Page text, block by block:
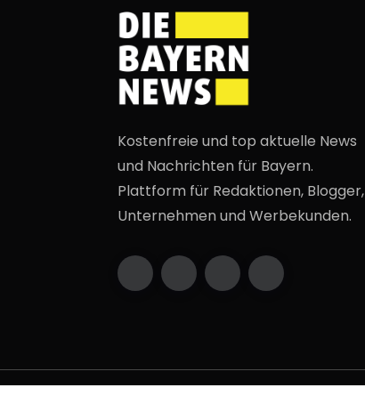
Kostenfreie und top aktuelle News
und Nachrichten für Bayern.
Plattform für Redaktionen, Blogger,
Unternehmen und Werbekunden.